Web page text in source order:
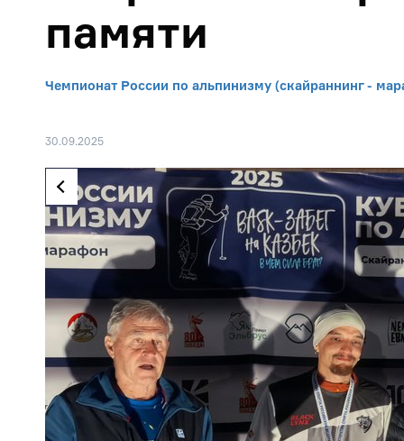
памяти
Чемпионат России по альпинизму (скайраннинг -
30.09.2025